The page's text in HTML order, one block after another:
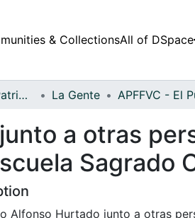
& CollectionsAll of DSpace
Fondo Archivo del Patrimonio Fotográfico y Fílmico del Valle del Cauca La Gente
a otras
Sagrado
Alfonso Hurtado junto a otras